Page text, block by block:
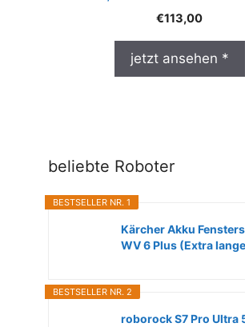
€113,00
jetzt ansehen *
beliebte Roboter
BESTSELLER NR. 1
Kärcher Akku
WV 6 Plus (Extra
BESTSELLER NR. 2
roborock S7 Pro Ultra